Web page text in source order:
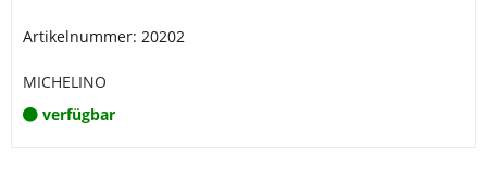
Artikelnummer: 20202
MICHELINO
verfügbar